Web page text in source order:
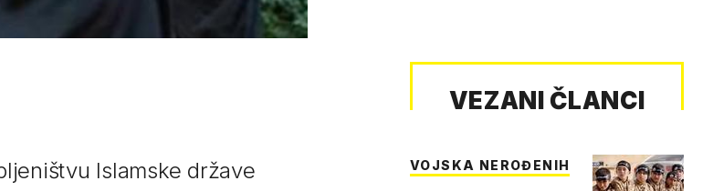
Islamske države
VEZANI ČLANCI
VOJSKA NEROĐENIH